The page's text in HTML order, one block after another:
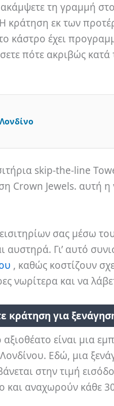
τη γραμμή
κράτηση εκ των
κάστρο έχει
πότε ακριβώς κατά
skip-the-line
Crown Jewels. αυτή
σας μέσω
αυστηρά. Γι’ αυτό
, καθώς κοστίζουν
νωρίτερα και να
κράτηση για
είναι μια
Εδώ, μια
στην τιμή
και αναχωρούν κάθε